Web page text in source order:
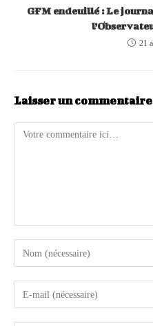
GFM endeuillé : Le
21
Laisser un commentaire